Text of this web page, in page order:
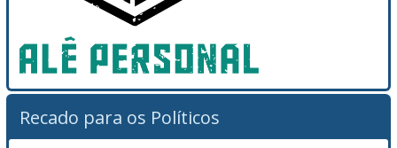
Recado para os Políticos